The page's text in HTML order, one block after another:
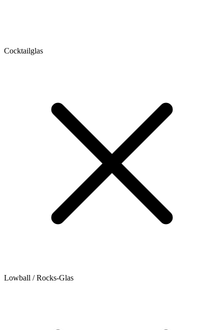
Cocktailglas
Lowball / Rocks-Glas